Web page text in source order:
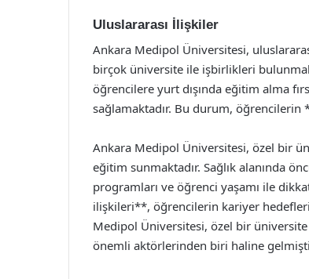
Uluslararası İlişkiler
Ankara Medipol Üniversitesi,
birçok üniversite ile işbirlikleri
öğrencilere yurt dışında eğitim alma
sağlamaktadır. Bu durum, öğrencilerin
Ankara Medipol Üniversitesi, özel bir
eğitim sunmaktadır. Sağlık alanında
programları ve öğrenci yaşamı ile
ilişkileri**, öğrencilerin kariyer
Medipol Üniversitesi, özel bir
önemli aktörlerinden biri haline